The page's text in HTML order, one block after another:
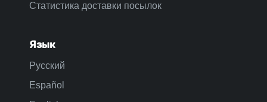
Статистика доставки посылок
Язык
Русский
Español